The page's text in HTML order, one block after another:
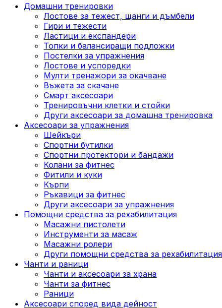
Домашни тренировки
Лостове за тежест, щанги и дъмбели
Гири и тежести
Ластици и експандери
Топки и балансиращи подложки
Постелки за упражнения
Лостове и успоредки
Мулти тренажори за окачване
Въжета за скачане
Смарт аксесоари
Тренировъчни клетки и стойки
Други аксесоари за домашна тренировка
Аксесоари за упражнения
Шейкъри
Спортни бутилки
Спортни протектори и бандажи
Колани за фитнес
Фитили и куки
Кърпи
Ръкавици за фитнес
Други аксесоари за упражнения
Помощни средства за рехабилитация
Масажни пистолети
Инструменти за масаж
Масажни ролери
Други помощни средства за рехабилитация
Чанти и раници
Чанти и аксесоари за храна
Чанти за фитнес
Раници
Аксесоари според вида дейност